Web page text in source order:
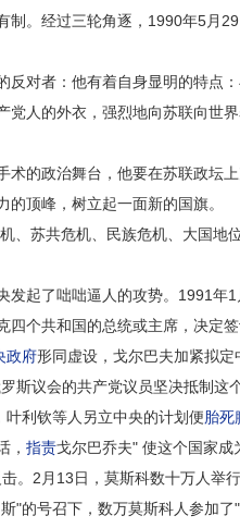
。经过三轮角逐，1990年5月
对者：他有着自身显明的特点
人的外衣，强烈地向苏联向世
的政治舞台，他要在苏联政坛
顶峰，树立起一面新的国旗。
苏共危机、民族危机、大国地
了咄咄逼人的攻势。1991年1
克四个共和国的总统或主席，决定
政府形同虚设，戈尔巴夫加紧拟
斯议会的共产党议员坚决抵制这
利钦等人另立中央的计划便胎死
， 指责戈尔巴乔夫" 使这个国家成
。2月13日，莫斯科数十万人举
"的号召下，数万莫斯科人参加